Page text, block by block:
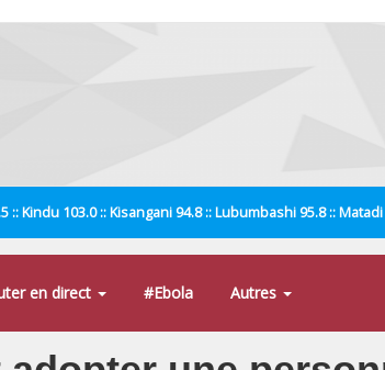
:: Kindu 103.0 :: Kisangani 94.8 :: Lubumbashi 95.8 ::
en direct #Ebola Autres